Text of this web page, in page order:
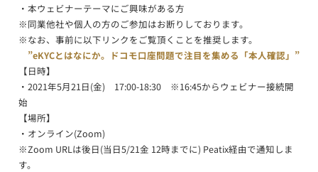
・本ウェビナーテーマにご興味がある方
※同業他社や個人の方のご参加はお断りしております。
※なお、事前に以下リンクをご覧頂くことを推奨します。
”eKYCとはなにか。ドコモ口座問題で注目を集める「本人確認」”
【日時】
・2021年5月21日(金) 17:00-18:30 ※16:45からウェビナー接続開
始
【場所】
・オンライン(Zoom)
※Zoom URLは後日(当日5/21金 12時までに) Peatix経由で通知しま
す。